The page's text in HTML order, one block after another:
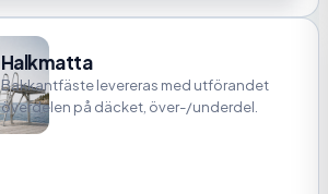
Halkmatta
Bakkantfäste levereras med utförandet
överdelen på däcket, över-/underdel.